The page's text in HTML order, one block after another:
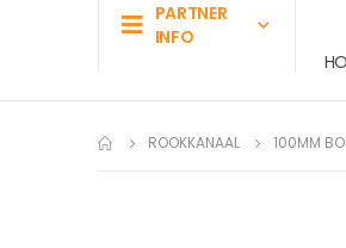
PARTNER
INFO
ROOKKANAAL 100MM